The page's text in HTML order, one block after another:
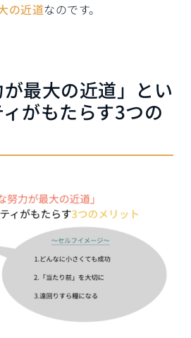
の近道なのです。
が最大の近道」とい
がもたらす3つの